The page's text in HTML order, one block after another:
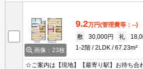
画像：23枚
9.2万円(管理費等：--)
敷
30,000円 礼
1-2階
2LDK 67.23m²
☆ご案内は【現地】【最寄り駅】お待ち合